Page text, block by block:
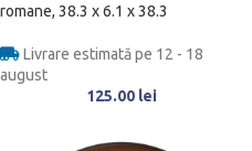
romane, 38.3 x 6.1 x 38.3
Livrare estimată pe 12 - 18
august
125.00 lei